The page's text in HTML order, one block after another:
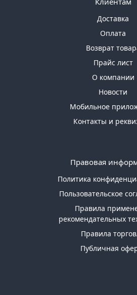
Доставка
Оплата
Возврат
Прайс лист
О компании
Новости
Мобильное
Контакты и
Правовая
Политика
Пользовательское
Правила
рекомендательных
Правила
Публичная